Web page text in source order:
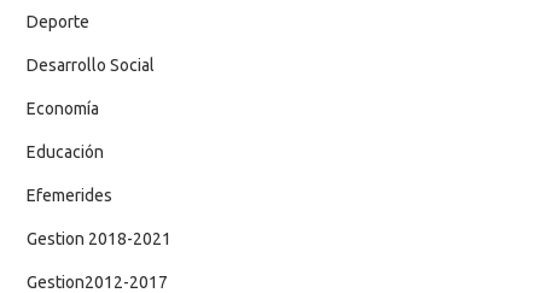
Deporte
Desarrollo Social
Economía
Educación
Efemerides
Gestion 2018-2021
Gestion2012-2017